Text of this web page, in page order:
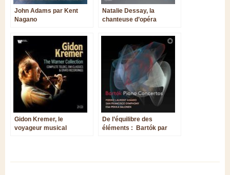
John Adams par Kent
Nagano
Natalie Dessay, la
chanteuse d’opéra
Gidon Kremer, le
voyageur musical
De l’équilibre des
éléments : Bartók par